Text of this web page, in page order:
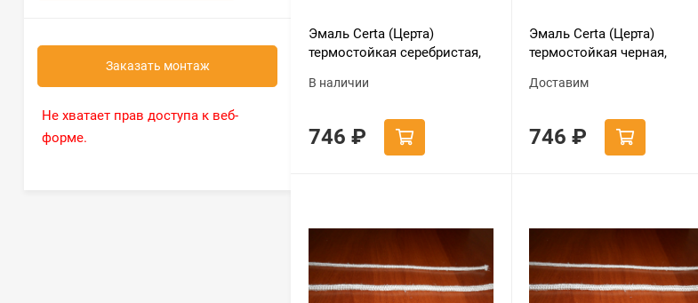
Заказать монтаж
Не хватает прав доступа к веб-
форме.
Эмаль Certa (Церта)
термостойкая серебристая,
В наличии
746 ₽
Эмаль Certa (Церта)
термостойкая черная,
Доставим
746 ₽